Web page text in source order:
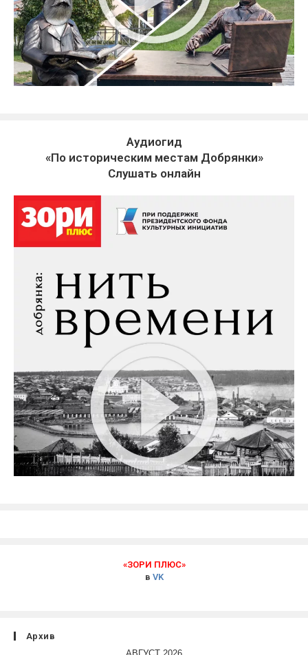
Аудиогид
«По историческим местам Добрянки»
Слушать онлайн
«ЗОРИ ПЛЮС»
в VK
Архив